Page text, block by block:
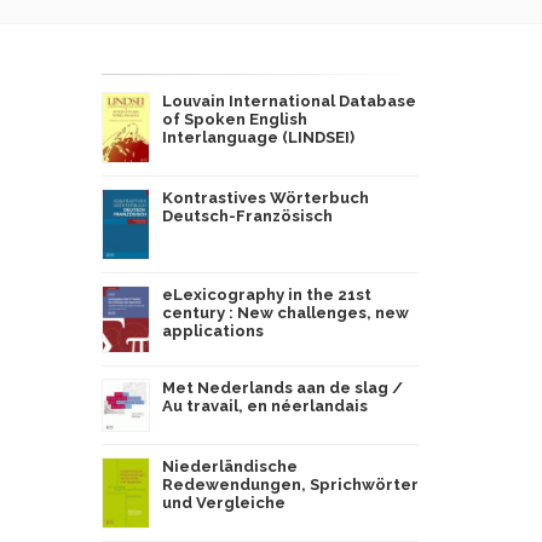
Louvain International Database
of Spoken English
Interlanguage (LINDSEI)
Kontrastives Wörterbuch
Deutsch-Französisch
eLexicography in the 21st
century : New challenges, new
applications
Met Nederlands aan de slag /
Au travail, en néerlandais
Niederländische
Redewendungen, Sprichwörter
und Vergleiche